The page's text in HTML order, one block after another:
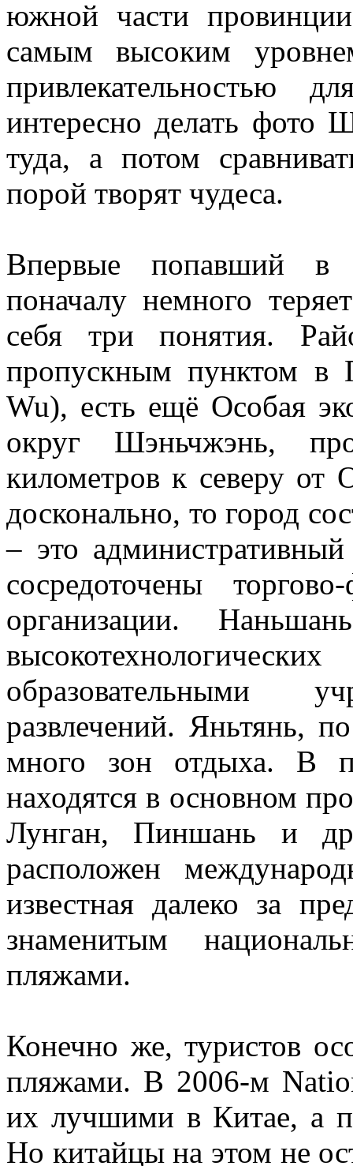
южной части
самым высоким
привлекательностью
интересно делать фото
туда, а потом
порой творят чудеса.
Впервые попавший в
поначалу немного
себя три понятия.
пропускным пунктом в
Wu), есть ещё Особая
округ Шэньчжэнь,
километров к северу от
досконально, то город
– это
сосредоточены
организации.
образовательными
развлечений. Яньтянь,
много зон отдыха. В
находятся в основном
Лунган, Пиншань и
расположен
известная далеко за
знаменитым
пляжами.
Конечно же, туристов
пляжами. В 2006-м
их лучшими в Китае, а
Но китайцы на этом не